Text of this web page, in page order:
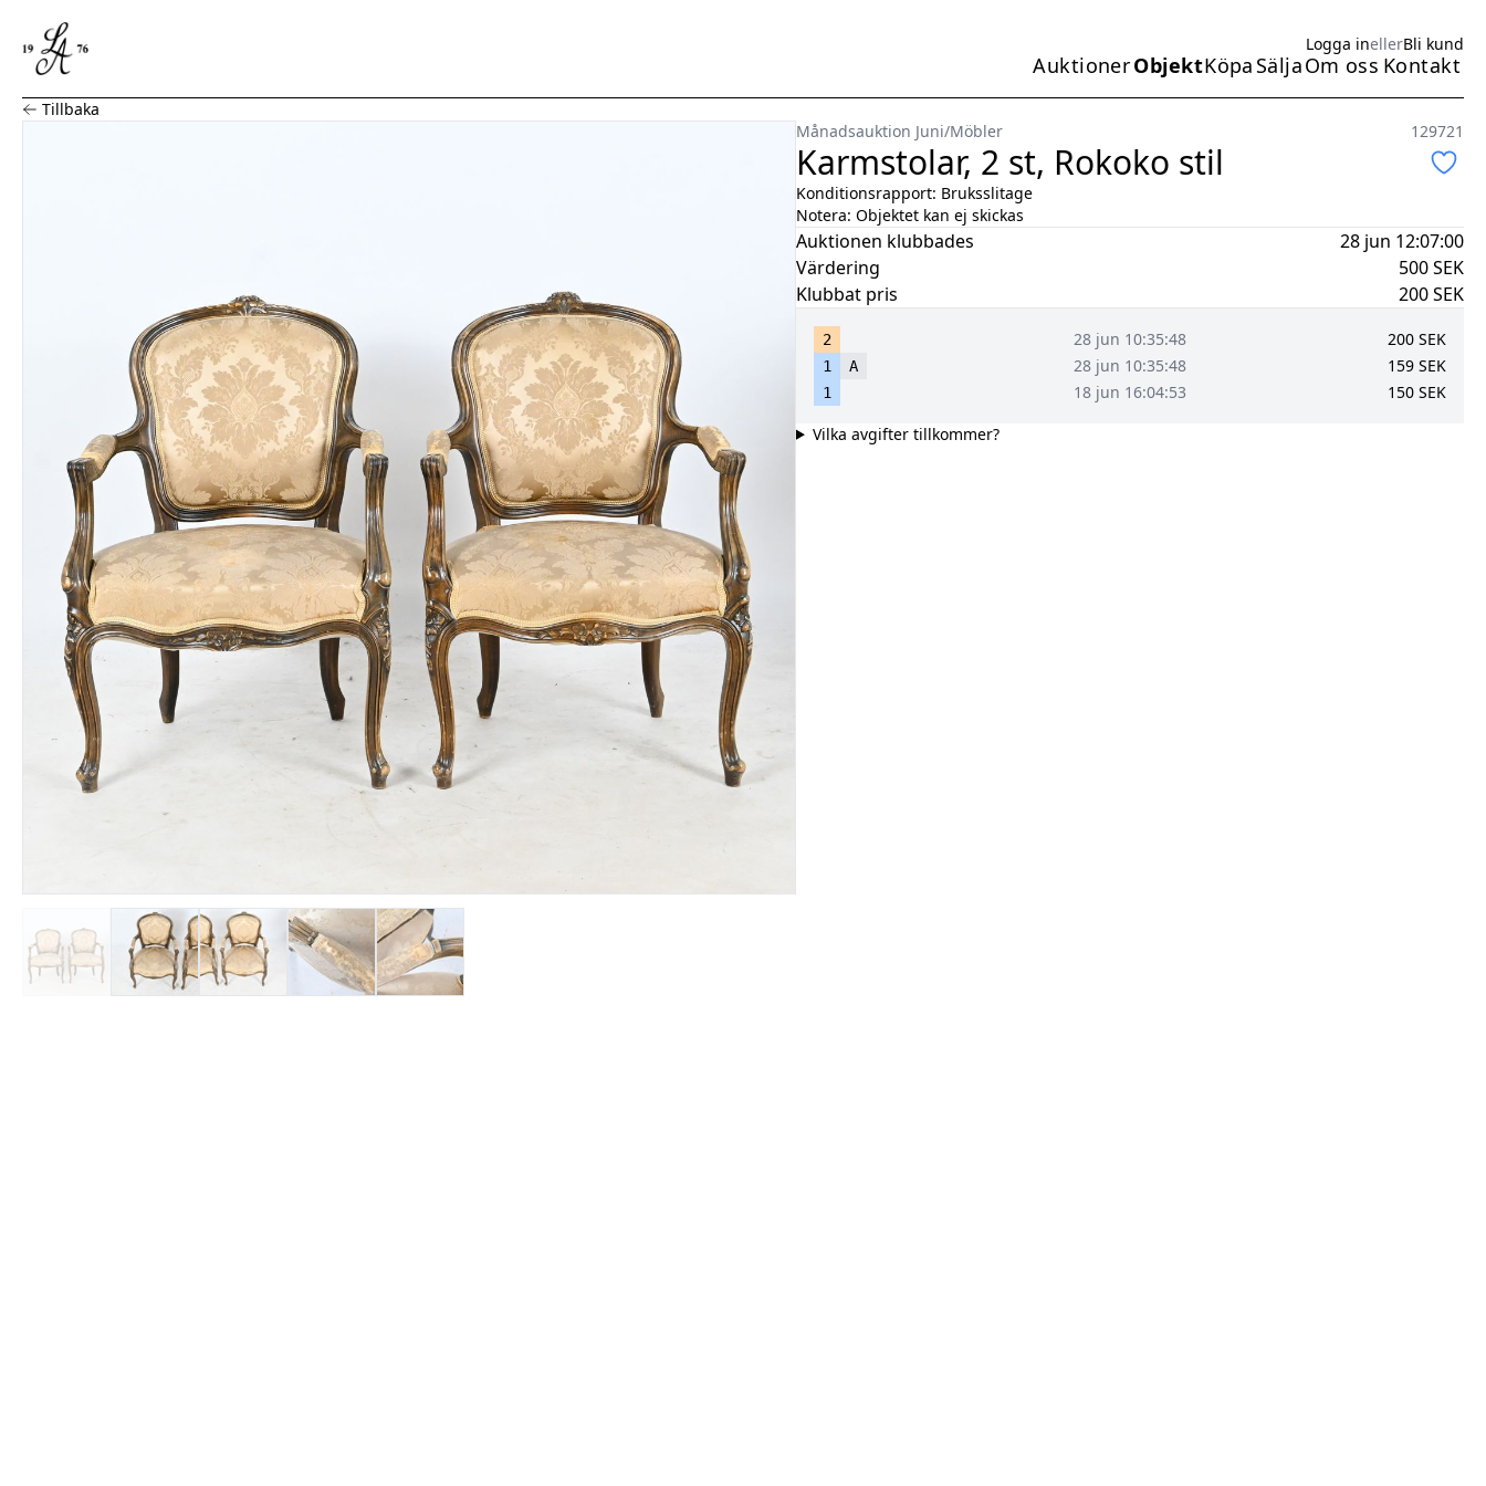
Logga inellerBli kund
Huvudmeny
AuktionerObjektKöpa SäljaOm oss Kontakt
Karmstolar, 2 st, Rokoko stil
Tillbaka
Månadsauktion Juni/Möbler 129721
Karmstolar, 2 st, Rokoko stil
Konditionsrapport: Bruksslitage
Notera: Objektet kan ej skickas
Auktionen klubbades
28 jun 12:07:00
Värdering
500SEK
Klubbat pris
200SEK
2 28 jun 10:35:48 200 SEK
1 A 28 jun 10:35:48 159 SEK
1 18 jun 16:04:53 150 SEK
Vilka avgifter tillkommer?